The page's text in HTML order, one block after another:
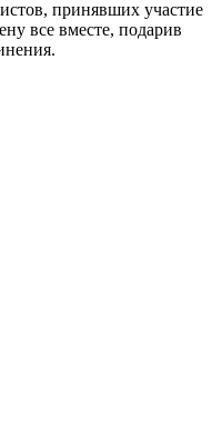
принявших участие
все вместе, подарив